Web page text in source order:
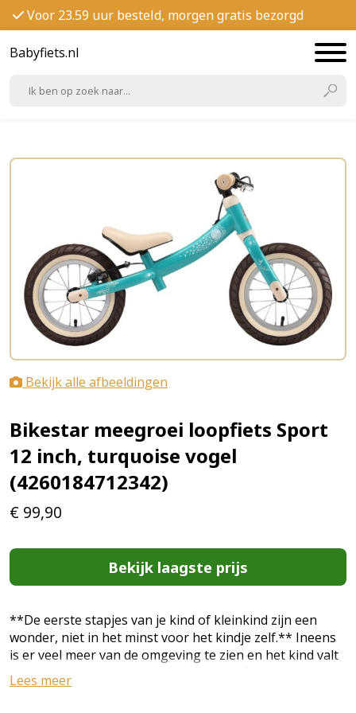
Voor 23.59 uur besteld, morgen gratis bezorgd
Babyfiets.nl
Bekijk alle afbeeldingen
Bikestar meegroei loopfiets Sport
12 inch, turquoise vogel
(4260184712342)
€ 99,90
Bekijk laagste prijs
**De eerste stapjes van je kind of kleinkind zijn een
wonder, niet in het minst voor het kindje zelf.** Ineens
is er veel meer van de omgeving te zien en het kind valt
van de ene verwondering in de andere. De eerste
stapjes gaan moeizaam, met vallen en opstaan, maar al
Lees meer